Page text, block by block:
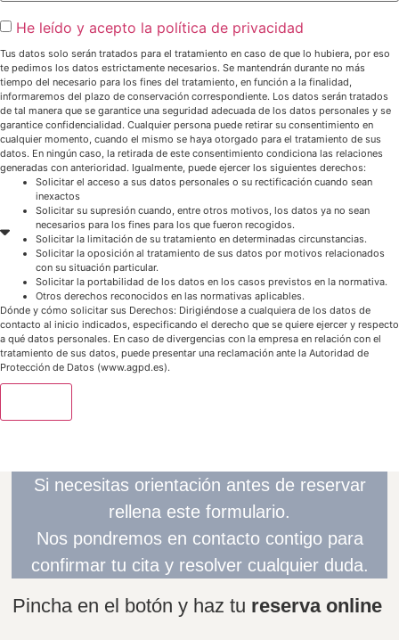
He leído y acepto la política de privacidad
Tus datos solo serán tratados para el tratamiento en caso de que lo hubiera, por eso
te pedimos los datos estrictamente necesarios. Se mantendrán durante no más
tiempo del necesario para los fines del tratamiento, en función a la finalidad,
informaremos del plazo de conservación correspondiente. Los datos serán tratados
de tal manera que se garantice una seguridad adecuada de los datos personales y se
garantice confidencialidad. Cualquier persona puede retirar su consentimiento en
cualquier momento, cuando el mismo se haya otorgado para el tratamiento de sus
datos. En ningún caso, la retirada de este consentimiento condiciona las relaciones
generadas con anterioridad. Igualmente, puede ejercer los siguientes derechos:
Solicitar el acceso a sus datos personales o su rectificación cuando sean
inexactos
Solicitar su supresión cuando, entre otros motivos, los datos ya no sean
necesarios para los fines para los que fueron recogidos.
Solicitar la limitación de su tratamiento en determinadas circunstancias.
Solicitar la oposición al tratamiento de sus datos por motivos relacionados
con su situación particular.
Solicitar la portabilidad de los datos en los casos previstos en la normativa.
Otros derechos reconocidos en las normativas aplicables.
Dónde y cómo solicitar sus Derechos: Dirigiéndose a cualquiera de los datos de
contacto al inicio indicados, especificando el derecho que se quiere ejercer y respecto
a qué datos personales. En caso de divergencias con la empresa en relación con el
tratamiento de sus datos, puede presentar una reclamación ante la Autoridad de
Protección de Datos (www.agpd.es).
Si necesitas orientación antes de reservar
rellena este formulario.
Nos pondremos en contacto contigo para
confirmar tu cita y resolver cualquier duda.
Pincha en el botón y haz tu reserva online